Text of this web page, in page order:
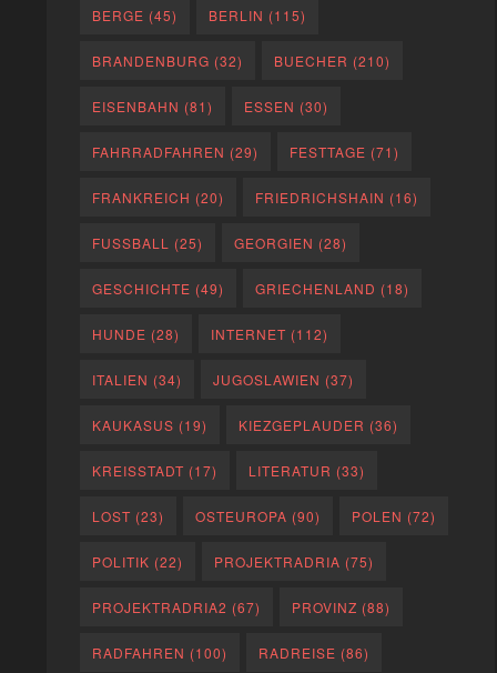
BERGE (45) BERLIN (115)
BRANDENBURG (32) BUECHER (210)
EISENBAHN (81) ESSEN (30)
FAHRRADFAHREN (29) FESTTAGE (71)
FRANKREICH (20) FRIEDRICHSHAIN (16)
FUSSBALL (25) GEORGIEN (28)
GESCHICHTE (49) GRIECHENLAND (18)
HUNDE (28) INTERNET (112)
ITALIEN (34) JUGOSLAWIEN (37)
KAUKASUS (19) KIEZGEPLAUDER (36)
KREISSTADT (17) LITERATUR (33)
LOST (23) OSTEUROPA (90) POLEN (72)
POLITIK (22) PROJEKTRADRIA (75)
PROJEKTRADRIA2 (67) PROVINZ (88)
RADFAHREN (100) RADREISE (86)